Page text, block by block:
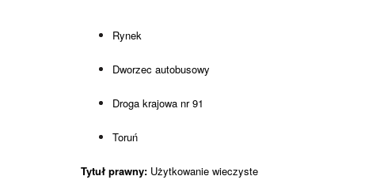
Rynek
Dworzec autobusowy
Droga krajowa nr 91
Toruń
Tytuł prawny: Użytkowanie wieczyste